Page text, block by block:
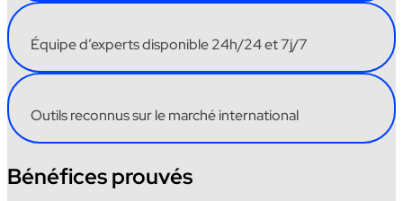
Équiped’expertsdisponible24h/24et7j/7
Outilsreconnussurlemarchéinternational
Bénéfices prouvés